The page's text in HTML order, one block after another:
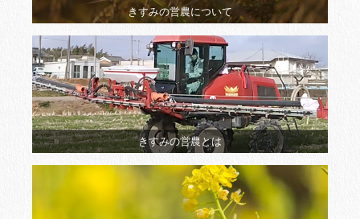
きすみの営農について
きすみの営農とは